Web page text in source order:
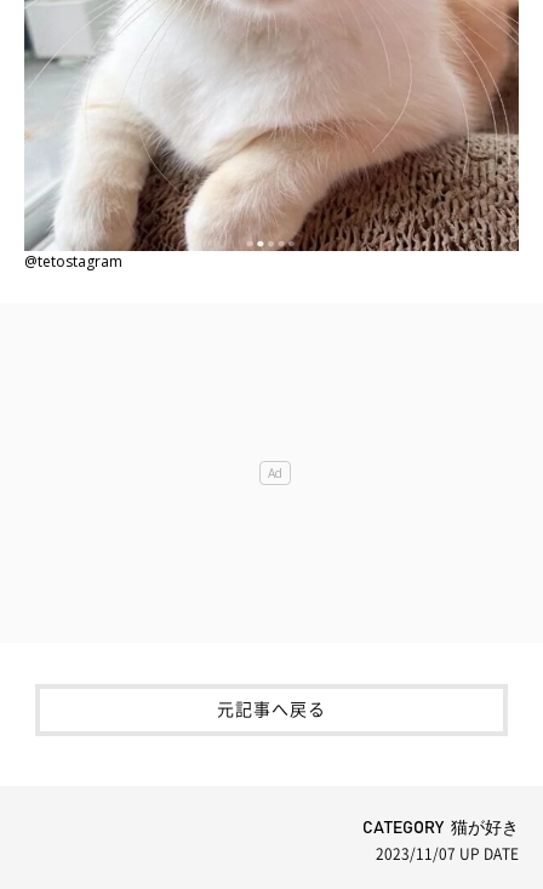
@tetostagram
元記事へ戻る
CATEGORY 猫が好き
2023/11/07 UP DATE